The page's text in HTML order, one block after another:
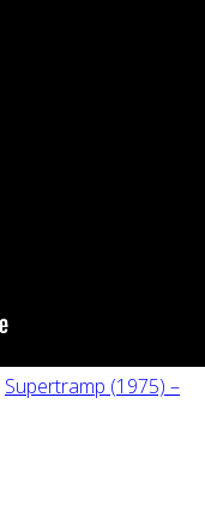
Supertramp (1975) ‎–